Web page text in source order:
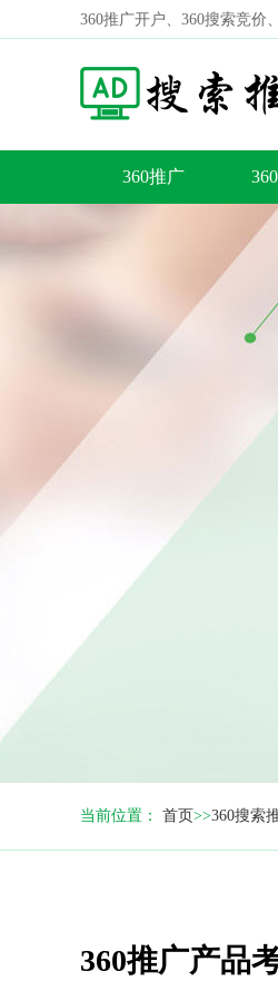
360推广开户、360搜索竞价
360推广
当前位置： 首页>>360搜索
题A
360推广产品